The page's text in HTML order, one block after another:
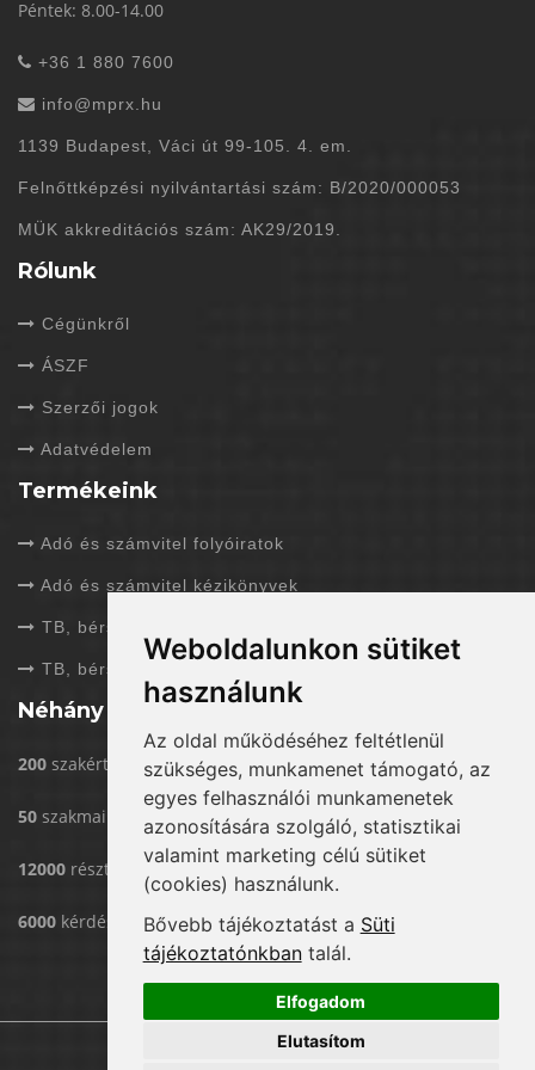
Weboldalunkon sütiket
használunk
Az oldal működéséhez feltétlenül
szükséges, munkamenet támogató, az
egyes felhasználói munkamenetek
azonosítására szolgáló, statisztikai
valamint marketing célú sütiket
(cookies) használunk.
Bővebb tájékoztatást a Süti
tájékoztatónkbantalál.
Elfogadom
Elutasítom
Péntek: 8.00-14.00
+36 1 880 7600
info@mprx.hu
1139 Budapest, Váci út 99-105. 4. em.
Felnőttképzési nyilvántartási szám: B/2020/000053
MÜK akkreditációs szám: AK29/2019.
Rólunk
Cégünkről
ÁSZF
Szerzői jogok
Adatvédelem
Termékeink
Adó és számvitel folyóiratok
Adó és számvitel kézikönyvek
TB, bérszámfejtés folyóiratok
TB, bérszámfejtés kézikönyvek
Néhány adat rólunk
200 szakértővel dolgozunk
50 szakmai rendezvény/év
12000 résztvevő eddig rendezvényeinken
6000 kérdést válaszoltunk már meg